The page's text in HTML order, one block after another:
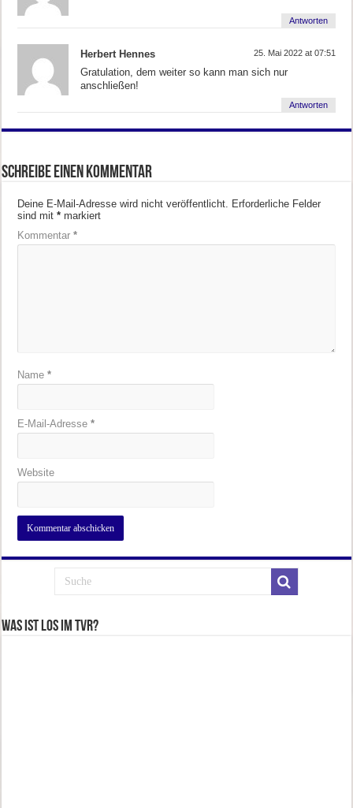
Antworten
Herbert Hennes 25. Mai 2022 at 07:51
Gratulation, dem weiter so kann man sich nur
anschließen!
Antworten
Schreibe einen Kommentar
Deine E-Mail-Adresse wird nicht veröffentlicht. Erforderliche Felder
sind mit* markiert
Kommentar*
Name*
E-Mail-Adresse*
Website
Was ist los im TVR?